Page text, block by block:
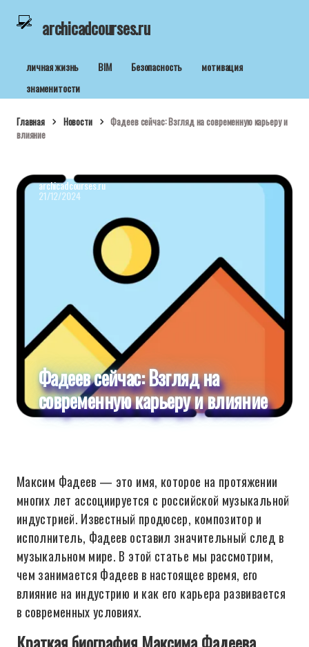
archicadcourses.ru
личная жизнь BIM Безопасность
мотивация
знаменитости
Главная Новости
Фадеев сейчас: Взгляд на современную карьеру и
влияние
archicadcourses.ru
21/12/2024
Фадеев сейчас: Взгляд на
современную карьеру и влияние
Максим Фадеев — это имя, которое на протяжении
многих лет ассоциируется с российской музыкальной
индустрией. Известный продюсер, композитор и
исполнитель, Фадеев оставил значительный след в
музыкальном мире. В этой статье мы рассмотрим,
чем занимается Фадеев в настоящее время, его
влияние на индустрию и как его карьера развивается
в современных условиях.